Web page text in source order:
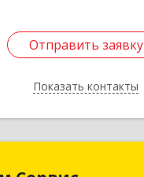
Отправить заявку
Показать контакты
Отправить заявку
Назад